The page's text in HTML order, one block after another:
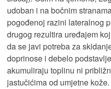
udoban i na bočnim
pogođenoj razini lateralnog
drugog rezultira uređajem
da se javi potreba za
doprinose i debelo
akumuliraju toplinu ni
jastučićima od umjetne kože.